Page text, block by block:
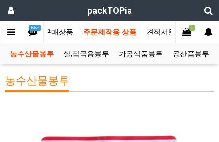
packTOPia
BBS
메인 즉시구매상품 주문제작용 상품 견적서문의 커뮤니
1
농수산물봉투 쌀,잡곡용봉투 가공식품봉투 공산품봉투
농수산물봉투